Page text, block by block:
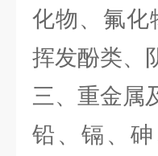
化物、氟化
挥发酚类、
三、重金属
铅、镉、